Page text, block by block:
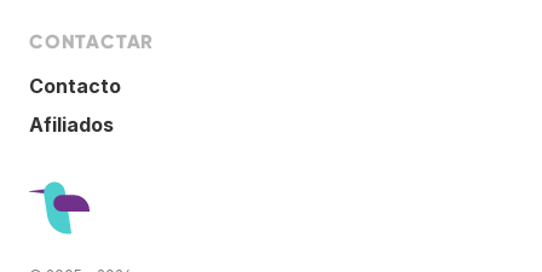
CONTACTAR
Contacto
Afiliados